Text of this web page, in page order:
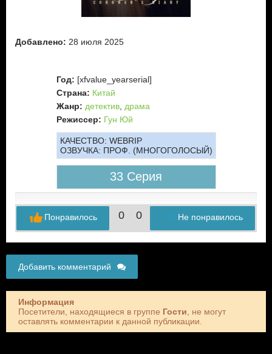
Добавлено: 28 июля 2025
Год: [xfvalue_yearserial]
Страна: Китай
Жанр: детектив, драма
Режиссер: Гун Юй
КАЧЕСТВО: WEBRIP
ОЗВУЧКА: ПРОФ. (МНОГОГОЛОСЫЙ)
33 Серия
0 0 Не понравилось
Понравилось
Добавить комментарий
Информация
Посетители, находящиеся в группе Гости , не могут
оставлять комментарии к данной публикации.